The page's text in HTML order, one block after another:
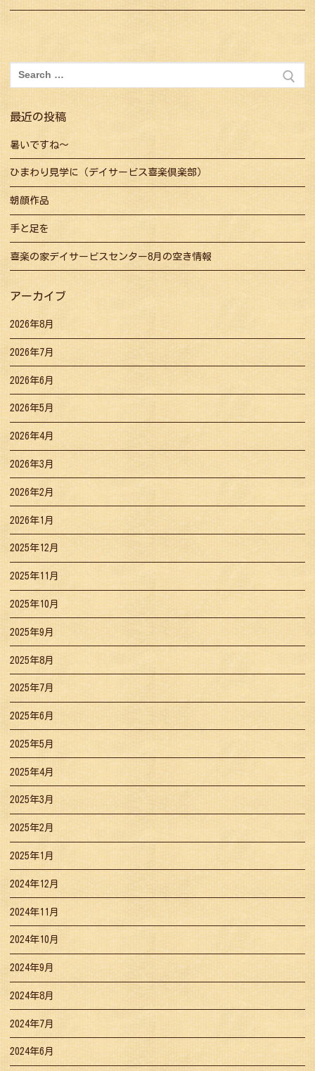
ビ
ゲ
ー
シ
ョ
ン
検
索:
最近の投稿
暑いですね～
ひまわり見学に（デイサービス喜楽倶楽部）
朝顔作品
手と足を
喜楽の家デイサービスセンター8月の空き情報
アーカイブ
2026年8月
2026年7月
2026年6月
2026年5月
2026年4月
2026年3月
2026年2月
2026年1月
2025年12月
2025年11月
2025年10月
2025年9月
2025年8月
2025年7月
2025年6月
2025年5月
2025年4月
2025年3月
2025年2月
2025年1月
2024年12月
2024年11月
2024年10月
2024年9月
2024年8月
2024年7月
2024年6月